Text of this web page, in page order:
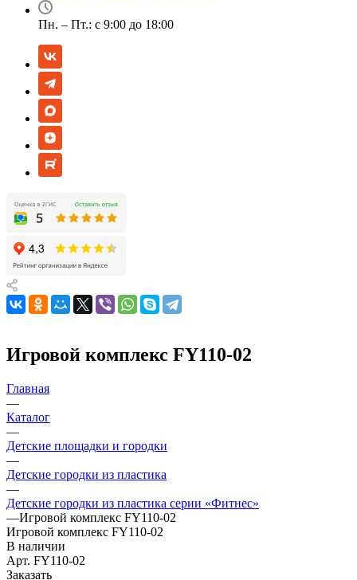
Пн. – Пт.: с 9:00 до 18:00
Игровой комплекс FY110-02
Главная
—
Каталог
—
Детские площадки и городки
—
Детские городки из пластика
—
Детские городки из пластика серии «Фитнес»
—Игровой комплекс FY110-02
Игровой комплекс FY110-02
В наличии
Арт. FY110-02
Заказать